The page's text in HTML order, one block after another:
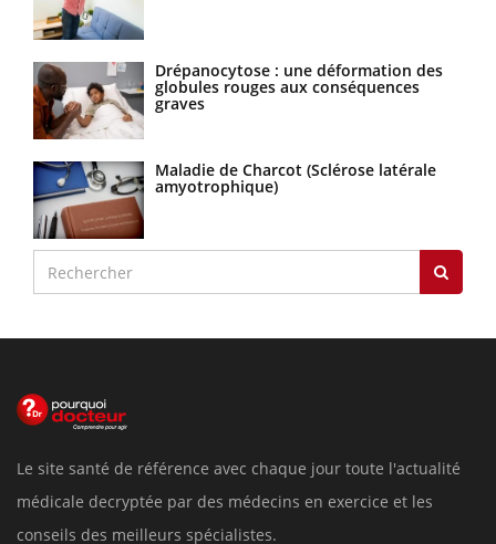
Drépanocytose : une déformation des
globules rouges aux conséquences
graves
Maladie de Charcot (Sclérose latérale
amyotrophique)
Le site santé de référence avec chaque jour toute l'actualité
médicale decryptée par des médecins en exercice et les
conseils des meilleurs spécialistes.